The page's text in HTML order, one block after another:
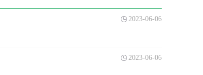
2023-06-06
2023-06-06